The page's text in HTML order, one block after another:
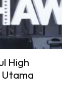
Pencuri
High
Utama